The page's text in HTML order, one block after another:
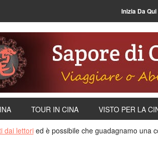
Inizia Da Qui
TOUR IN CINA VISTO PER LA
dai lettoried è possibile che guadagnamo una